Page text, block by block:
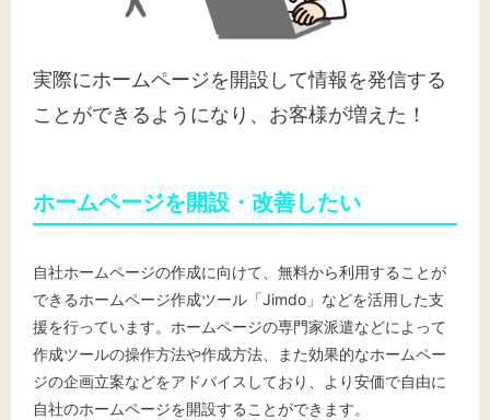
実際にホームページを開設して情報を発信する
ことができるようになり、お客様が増えた！
ホームページを開設・改善したい
自社ホームページの作成に向けて、無料から利用することが
できるホームページ作成ツール「Jimdo」などを活用した支
援を行っています。ホームページの専門家派遣などによって
作成ツールの操作方法や作成方法、また効果的なホームペー
ジの企画立案などをアドバイスしており、より安価で自由に
自社のホームページを開設することができます。